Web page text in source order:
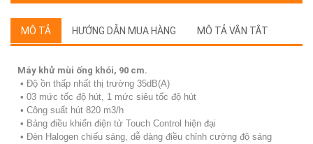
MÔ TẢ HƯỚNG DẪN MUA HÀNG MÔ TẢ VẮN TẮT
Máy khử mùi ống khói, 90 cm.
• Ðộ ồn thấp nhất thị trường 35dB(A)
• 03 mức tốc độ hút, 1 mức siêu tốc độ hút
• Công suất hút 820 m3/h
• Bảng điều khiển điện tử Touch Control hiện đại
• Ðèn Halogen chiếu sáng, dễ dàng điều chỉnh cường độ sáng